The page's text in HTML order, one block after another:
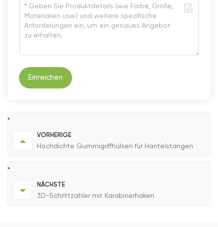
Einreichen
VORHERIGE
Hochdichte Gummigriffhülsen für Hantelstangen
NÄCHSTE
3D-Schrittzähler mit Karabinerhaken